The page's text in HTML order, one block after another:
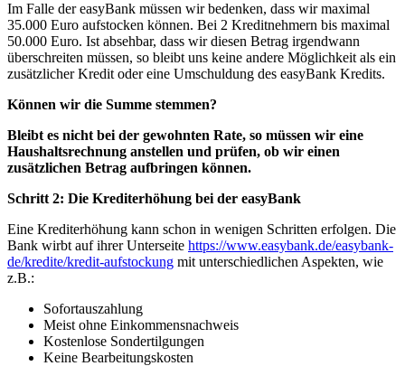
Im Falle der easyBank müssen wir bedenken, dass wir maximal
35.000 Euro aufstocken können. Bei 2 Kreditnehmern bis maximal
50.000 Euro. Ist absehbar, dass wir diesen Betrag irgendwann
überschreiten müssen, so bleibt uns keine andere Möglichkeit als ein
zusätzlicher Kredit oder eine Umschuldung des easyBank Kredits.
Können wir die Summe stemmen?
Bleibt es nicht bei der gewohnten Rate, so müssen wir eine
Haushaltsrechnung anstellen und prüfen, ob wir einen
zusätzlichen Betrag aufbringen können.
Schritt 2: Die Krediterhöhung bei der easyBank
Eine Krediterhöhung kann schon in wenigen Schritten erfolgen. Die
Bank wirbt auf ihrer Unterseite https://www.easybank.de/easybank-
de/kredite/kredit-aufstockung mit unterschiedlichen Aspekten, wie
z.B.:
Sofortauszahlung
Meist ohne Einkommensnachweis
Kostenlose Sondertilgungen
Keine Bearbeitungskosten